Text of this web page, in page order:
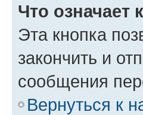
Что означает
Эта кнопка
закончить и
сообщения
Вернуться к